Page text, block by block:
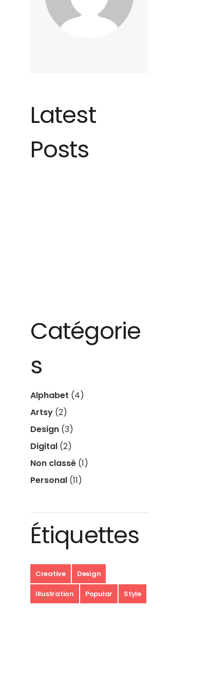
Latest
Posts
Catégorie
s
Alphabet (4)
Artsy (2)
Design (3)
Digital (2)
Non classé (1)
Personal (11)
Étiquettes
Creative Design
Illustration Popular Style